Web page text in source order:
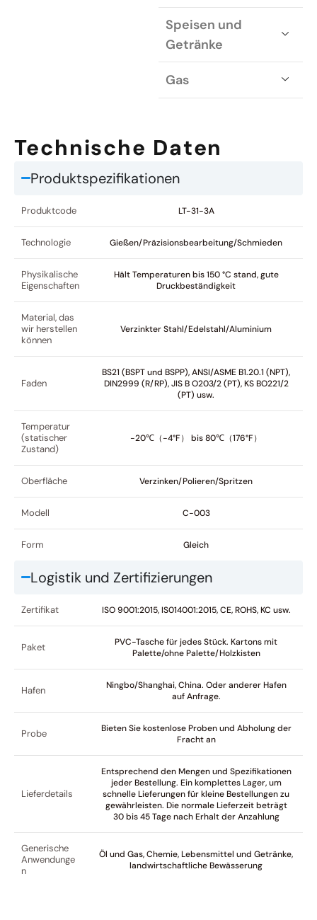
Speisen und
Getränke
Gas
Technische Daten
Produktspezifikationen
Produktcode LT-31-3A
Technologie Gießen/Präzisionsbearbeitung/Schmieden
Physikalische
Eigenschaften
Hält Temperaturen bis 150 °C stand, gute
Druckbeständigkeit
Material, das
wir herstellen
können
Verzinkter Stahl/Edelstahl/Aluminium
Faden
BS21 (BSPT und BSPP), ANSI/ASME B1.20.1 (NPT),
DIN2999 (R/RP), JIS B O203/2 (PT), KS BO221/2
(PT) usw.
Temperatur
(statischer
Zustand)
-20℃（-4°F） bis 80℃（176°F）
Oberfläche Verzinken/Polieren/Spritzen
Modell C-003
Form Gleich
Logistik und Zertifizierungen
Zertifikat ISO 9001:2015, IS014001:2015, CE, ROHS, KC usw.
Paket
PVC-Tasche für jedes Stück. Kartons mit
Palette/ohne Palette/Holzkisten
Hafen
Ningbo/Shanghai, China. Oder anderer Hafen
auf Anfrage.
Probe
Bieten Sie kostenlose Proben und Abholung der
Fracht an
Lieferdetails
Entsprechend den Mengen und Spezifikationen
jeder Bestellung. Ein komplettes Lager, um
schnelle Lieferungen für kleine Bestellungen zu
gewährleisten. Die normale Lieferzeit beträgt
30 bis 45 Tage nach Erhalt der Anzahlung
Generische
Anwendunge
n
Öl und Gas, Chemie, Lebensmittel und Getränke,
landwirtschaftliche Bewässerung